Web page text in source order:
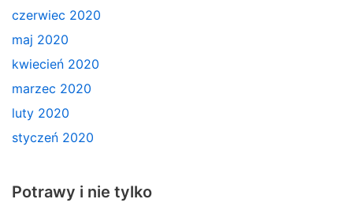
czerwiec 2020
maj 2020
kwiecień 2020
marzec 2020
luty 2020
styczeń 2020
Potrawy i nie tylko